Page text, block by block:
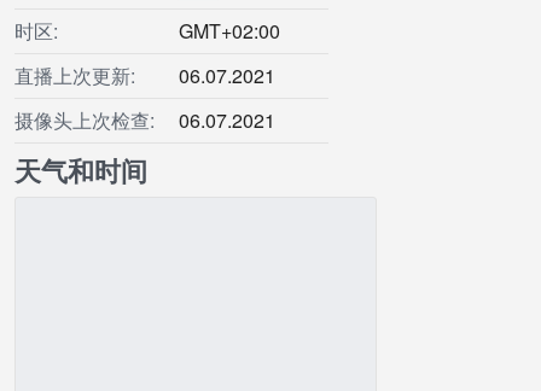
时区:
GMT+02:00
直播上次更新:
06.07.2021
摄像头上次检查:
06.07.2021
天气和时间